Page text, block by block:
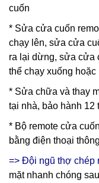
cuốn
* Sửa cửa cuốn
chạy lên, sửa cửa
ra lại dừng, sửa cửa
thể chạy xuống
* Sửa chữa và thay
tại nhà, bảo hành 12
* Bộ remote cửa
bằng điện thoại
=> Đội ngũ thợ chép
mặt nhanh chóng